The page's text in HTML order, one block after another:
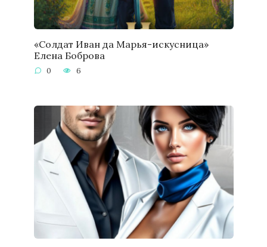
«Солдат Иван да Марья-искусница»
Елена Боброва
0 6